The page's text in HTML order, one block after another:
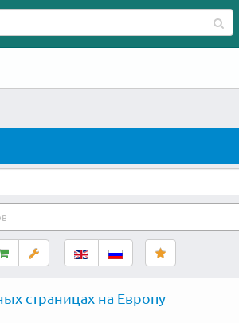
страницах на Европу